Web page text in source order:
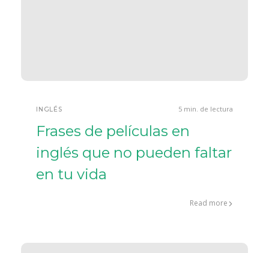
INGLÉS 5 min. de lectura
Frases de películas en
inglés que no pueden faltar
en tu vida
Read more